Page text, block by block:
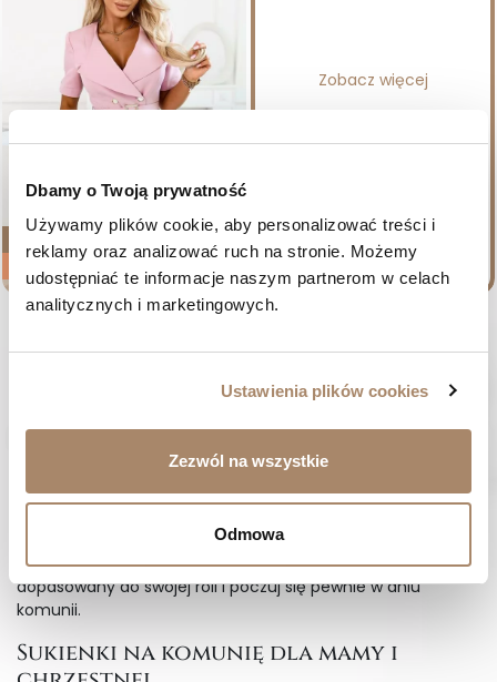
Dbamy o Twoją prywatność
Używamy plików cookie, aby personalizować treści i
reklamy oraz analizować ruch na stronie. Możemy
udostępniać te informacje naszym partnerom w celach
analitycznych i marketingowych.
Ustawienia plików cookies
Zezwól na wszystkie
Odmowa
NOWOŚĆ
Cena regularna
Cena
Różowa rozszerzana sukienka
Zobacz więcej
1 2 3 … 14
Sprawdź sukienki na komunię dla kobiet: klasyczne, modne i
wygodne fasony w wielu kolorach. Wybierz model
dopasowany do swojej roli i poczuj się pewnie w dniu
komunii.
Sukienki na komunię dla mamy i